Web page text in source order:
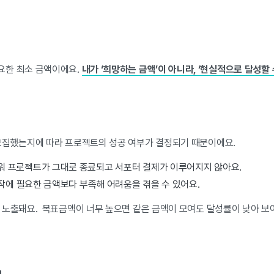
한 최소 금액이에요. 내가 ‘희망하는 금액’이 아니라, ‘현실적으로 달성
했는지에 따라 프로젝트의 성공 여부가 결정되기 때문이에요.
프로젝트가 그대로 종료되고 서포터 결제가 이루어지지 않아요.
에 필요한 금액보다 부족해 어려움을 겪을 수 있어요.
출돼요. 목표금액이 너무 높으면 같은 금액이 모여도 달성률이 낮아